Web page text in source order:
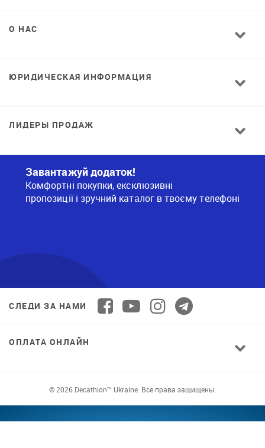
О НАС
ЮРИДИЧЕСКАЯ ИНФОРМАЦИЯ
ЛИДЕРЫ ПРОДАЖ
Завантажуй додаток!
Комфортні покупки, ексклюзивні
пропозиції і зручний каталог в твоєму телефоні